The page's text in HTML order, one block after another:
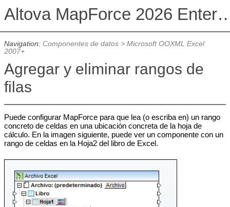
Altova MapForce 2026
Navigation: Componentes de datos> Microsoft OOXML Excel
2007+
Agregar y eliminar rangos de
filas
Puede configurar MapForce para que lea (o escriba en) un rango
concreto de celdas en una ubicación concreta de la hoja de
cálculo. En la imagen siguiente, puede ver un componente con un
rango de celdas en la Hoja2 del libro de Excel.